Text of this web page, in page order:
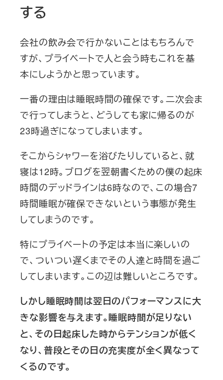
する
会社の飲み会で行かないことはもちろんで
すが、プライベートで人と会う時もこれを基
本にしようかと思っています。
一番の理由は睡眠時間の確保です。二次会ま
で行ってしまうと、どうしても家に帰るのが
23時過ぎになってしまいます。
そこからシャワーを浴びたりしていると、就
寝は12時。ブログを翌朝書くための僕の起床
時間のデッドラインは6時なので、この場合7
時間睡眠が確保できないという事態が発生
してしまうのです。
特にプライベートの予定は本当に楽しいの
で、ついつい遅くまでその人達と時間を過ご
してしまいます。この辺は難しいところです。
しかし睡眠時間は翌日のパフォーマンスに大
きな影響を与えます。睡眠時間が足りない
と、その日起床した時からテンションが低く
なり、普段とその日の充実度が全く異なって
くるのです。